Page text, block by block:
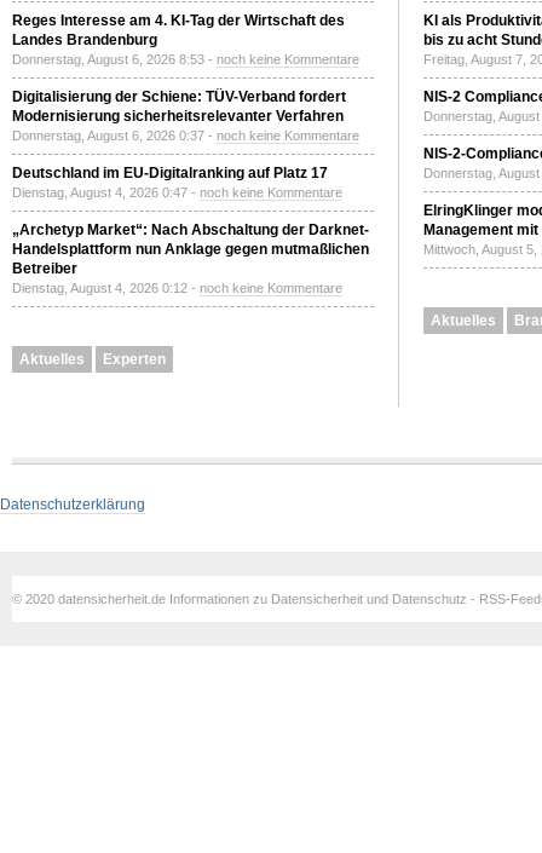
Reges Interesse am 4. KI-Tag der Wirtschaft des
Landes Brandenburg
Donnerstag, August 6, 2026 8:53 - noch keine Kommentare
Digitalisierung der Schiene: TÜV-Verband fordert
Modernisierung sicherheitsrelevanter Verfahren
Donnerstag, August 6, 2026 0:37 - noch keine Kommentare
Deutschland im EU-Digitalranking auf Platz 17
Dienstag, August 4, 2026 0:47 - noch keine Kommentare
„Archetyp Market“: Nach Abschaltung der Darknet-
Handelsplattform nun Anklage gegen mutmaßlichen
Betreiber
Dienstag, August 4, 2026 0:12 - noch keine Kommentare
Aktuelles Experten
KI als
bis zu acht
Freitag, August 7,
NIS-2
Donnerstag,
NIS-2-
Donnerstag,
ElringKlinger
Management
Mittwoch, August
Aktuelles
Datenschutzerklärung
© 2020 datensicherheit.de Informationen zu Datensicherheit und Datenschutz - RSS-